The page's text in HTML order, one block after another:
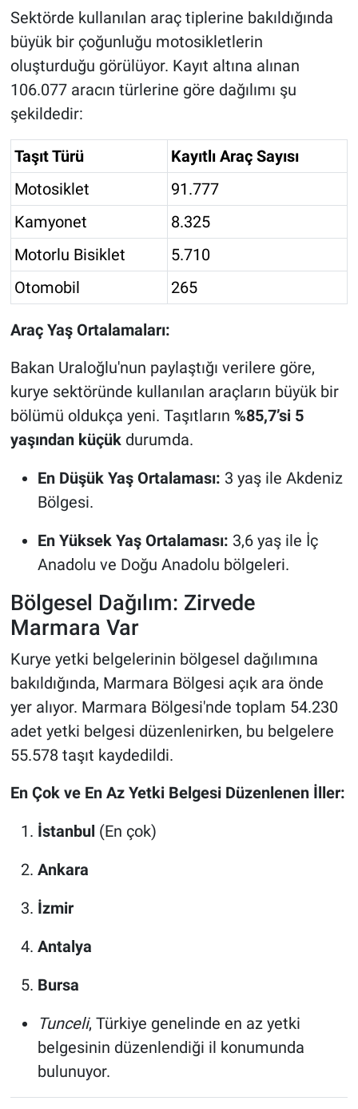
Sektörde kullanılan araç tiplerine bakıldığında
büyük bir çoğunluğu motosikletlerin
oluşturduğu görülüyor. Kayıt altına alınan
106.077 aracın türlerine göre dağılımı şu
şekildedir:
Taşıt Türü
Kayıtlı Araç Sayısı
Motosiklet
91.777
Kamyonet
8.325
Motorlu Bisiklet
5.710
Otomobil
265
Araç Yaş Ortalamaları:
Bakan Uraloğlu'nun paylaştığı verilere göre,
kurye sektöründe kullanılan araçların büyük bir
bölümü oldukça yeni. Taşıtların %85,7’si 5
yaşından küçükdurumda.
En Düşük Yaş Ortalaması: 3 yaş ile Akdeniz
Bölgesi.
En Yüksek Yaş Ortalaması: 3,6 yaş ile İç
Anadolu ve Doğu Anadolu bölgeleri.
Bölgesel Dağılım: Zirvede
Marmara Var
Kurye yetki belgelerinin bölgesel dağılımına
bakıldığında, Marmara Bölgesi açık ara önde
yer alıyor. Marmara Bölgesi'nde toplam 54.230
adet yetki belgesi düzenlenirken, bu belgelere
55.578 taşıt kaydedildi.
En Çok ve En Az Yetki Belgesi Düzenlenen İller:
İstanbul (En çok)
Ankara
İzmir
Antalya
Bursa
Tunceli, Türkiye genelinde en az yetki
belgesinin düzenlendiği il konumunda
bulunuyor.